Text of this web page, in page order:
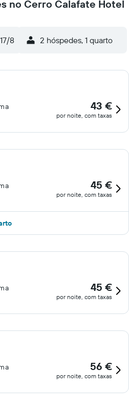
no Cerro Calafate Hotel
8 2 hóspedes, 1 quarto
43 €
por noite, com taxas
45 €
por noite, com taxas
45 €
por noite, com taxas
56 €
por noite, com taxas